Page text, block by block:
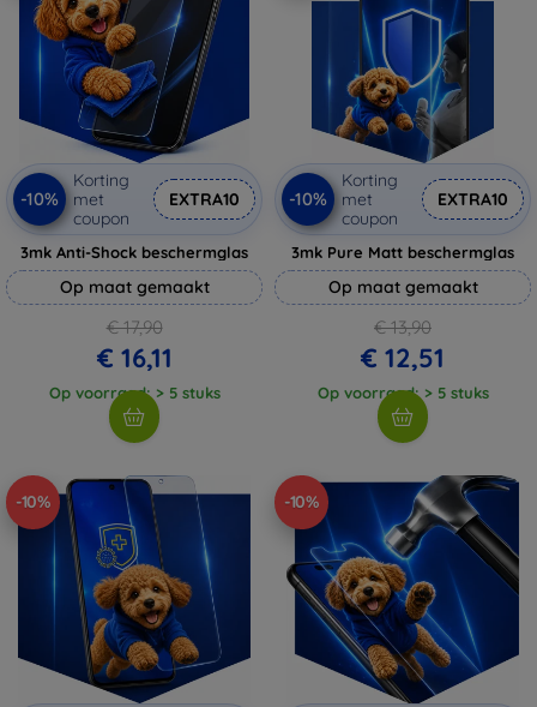
-10%
Korting
met
coupon
EXTRA10
3mk Anti-Shock beschermglas
Op maat gemaakt
€ 17,90
€ 16,11
Op voorraad: > 5 stuks
-10%
Korting
met
coupon
EXTRA10
3mk Pure Matt beschermglas
Op maat gemaakt
€ 13,90
€ 12,51
Op voorraad: > 5 stuks
-10% -10%